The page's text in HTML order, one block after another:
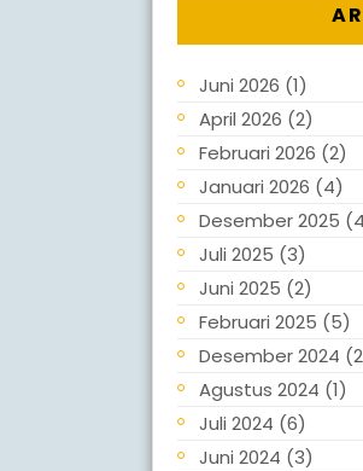
Juni 2026 (1)
April 2026 (2)
Februari 2026 (2)
Januari 2026 (4)
Desember 2025
Juli 2025 (3)
Juni 2025 (2)
Februari 2025 (5)
Desember 2024
Agustus 2024 (1)
Juli 2024 (6)
Juni 2024 (3)